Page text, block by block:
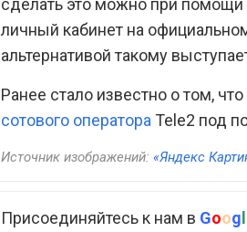
личный кабинет на
альтернативой такому
Ранее стало известно о том,
сотового оператора Tele2 под
Источник изображений: «Яндекс
Присоединяйтесь к нам в Googl